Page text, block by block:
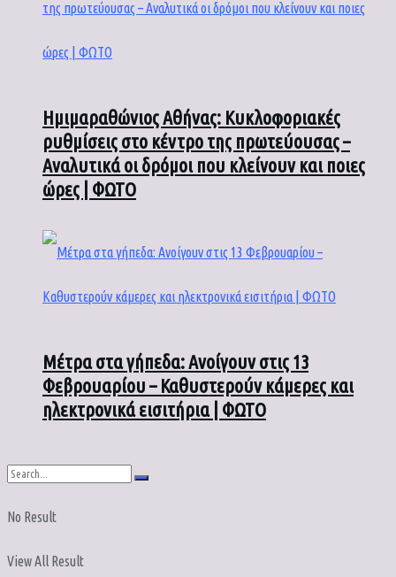
Ημιμαραθώνιος Αθήνας: Κυκλοφοριακές
ρυθμίσεις στο κέντρο της πρωτεύουσας –
Αναλυτικά οι δρόμοι που κλείνουν και ποιες
ώρες | ΦΩΤΟ
Μέτρα στα γήπεδα: Ανοίγουν στις 13
Φεβρουαρίου – Καθυστερούν κάμερες και
ηλεκτρονικά εισιτήρια | ΦΩΤΟ
No Result
View All Result